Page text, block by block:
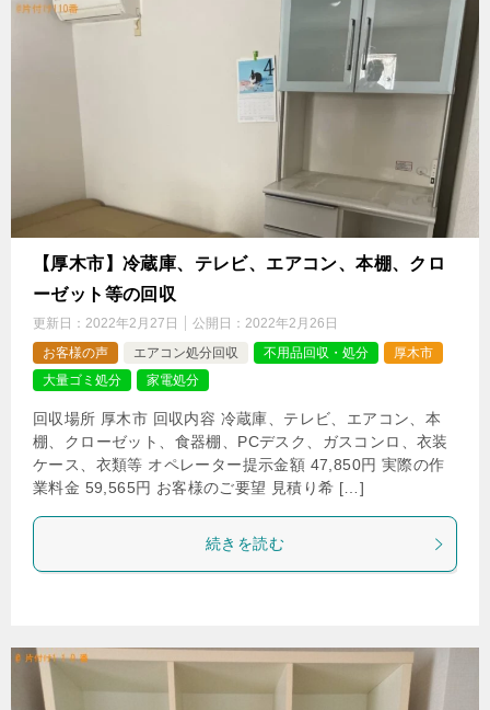
【厚木市】冷蔵庫、テレビ、エアコン、本棚、クロ
ーゼット等の回収
更新日： 2022年2月27日 公開日： 2022年2月26日
お客様の声
エアコン処分回収 不用品回収・処分
厚木市
大量ゴミ処分
家電処分
回収場所 厚木市 回収内容 冷蔵庫、テレビ、エアコン、本
棚、クローゼット、食器棚、PCデスク、ガスコンロ、衣装
ケース、衣類等 オペレーター提示金額 47,850円 実際の作
業料金 59,565円 お客様のご要望 見積り希 […]
続きを読む